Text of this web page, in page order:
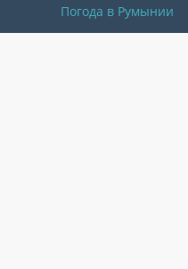
Погода в Румынии